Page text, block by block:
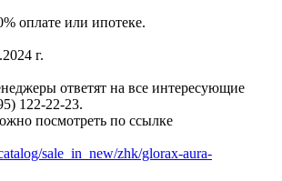
оплате или ипотеке.
г.
ответят на все интересующие
122-22-23.
посмотреть по ссылке
sale_in_new/zhk/glorax-aura-